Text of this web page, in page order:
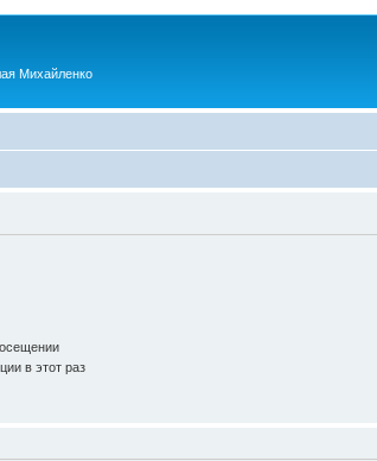
Михайленко
в этот раз